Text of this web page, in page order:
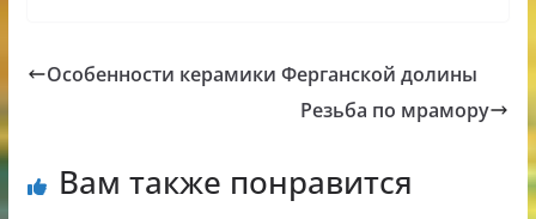
Особенности керамики Ферганской долины
Резьба по мрамору
Вам также понравится